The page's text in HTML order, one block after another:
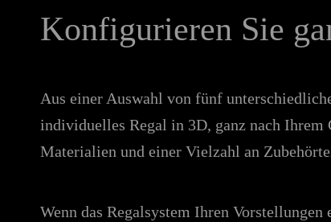
Konfigurieren Sie
Aus einer Auswahl von fünf
individuelles Regal in 3D, ganz nach Ihrem
Materialien und einer Vielzahl an
Wenn das Regalsystem Ihren